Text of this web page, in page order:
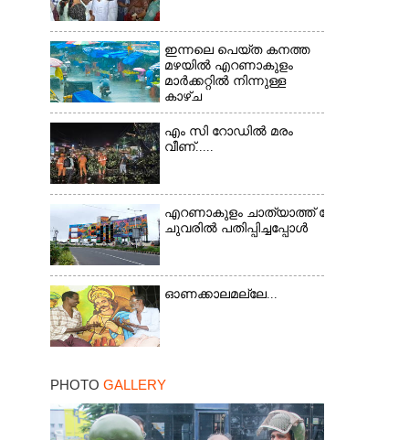
ഇന്നലെ പെയ്ത കനത്ത
മഴയിൽ എറണാകുളം
മാർക്കറ്റിൽ നിന്നുള്ള
കാഴ്ച
എം സി റോഡിൽ മരം
വീണ്.....
എറണാകുളം ചാത്യാത്ത് റോഡിൽ സ്ഥിതി
ചുവരിൽ പതിപ്പിച്ചപ്പോൾ
ഓണക്കാലമല്ലേ...
PHOTO GALLERY
×